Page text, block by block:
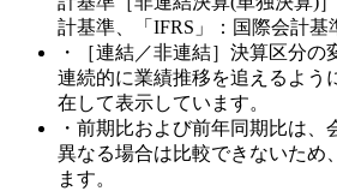
計基準、「IFRS」：国際会計基
・［連結／非連結］決算区分の
連続的に業績推移を追えるよう
在して表示しています。
・前期比および前年同期比は
異なる場合は比較できないため
ます。